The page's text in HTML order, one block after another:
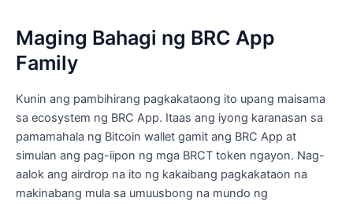
Maging Bahagi ng BRC App
Family
Kunin ang pambihirang pagkakataong ito upang maisama
sa ecosystem ng BRC App. Itaas ang iyong karanasan sa
pamamahala ng Bitcoin wallet gamit ang BRC App at
simulan ang pag-iipon ng mga BRCT token ngayon. Nag-
aalok ang airdrop na ito ng kakaibang pagkakataon na
makinabang mula sa umuusbong na mundo ng